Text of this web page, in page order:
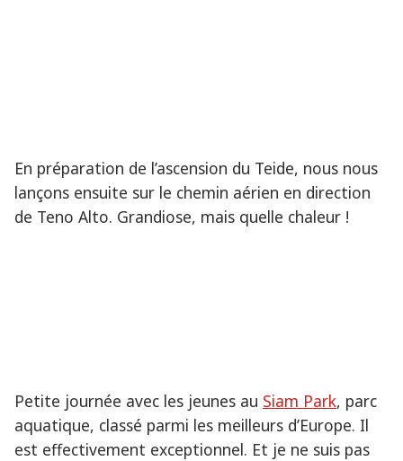
En préparation de l’ascension du Teide, nous nous
lançons ensuite sur le chemin aérien en direction
de Teno Alto. Grandiose, mais quelle chaleur !
Petite journée avec les jeunes au Siam Park, parc
aquatique, classé parmi les meilleurs d’Europe. Il
est effectivement exceptionnel. Et je ne suis pas